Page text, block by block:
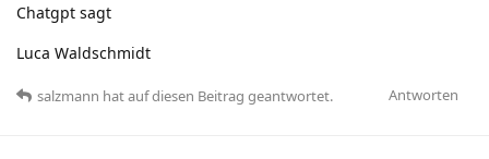
Chatgpt sagt
Luca Waldschmidt
Antworten
salzmann hatauf diesen Beitrag geantwortet.